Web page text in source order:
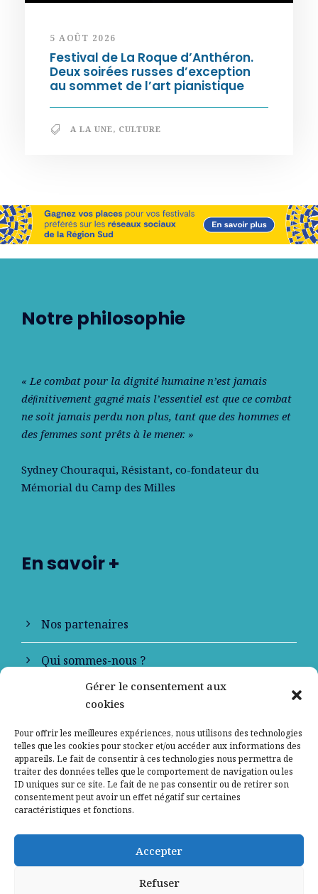
Gérer le consentement aux
cookies
Pour offrir les meilleures expériences, nous utilisons des technologies
telles que les cookies pour stocker et/ou accéder aux informations des
appareils. Le fait de consentir à ces technologies nous permettra de
traiter des données telles que le comportement de navigation ou les
ID uniques sur ce site. Le fait de ne pas consentir ou de retirer son
consentement peut avoir un effet négatif sur certaines
caractéristiques et fonctions.
Accepter
Refuser
5 AOÛT 2026
Festival de La Roque d’Anthéron.
Deux soirées russes d’exception
au sommet de l’art pianistique
A LA UNE, CULTURE
Notre philosophie
« Le combat pour la dignité humaine n’est jamais
déﬁnitivement gagné mais l’essentiel est que ce combat
ne soit jamais perdu non plus, tant que des hommes et
des femmes sont prêts à le mener. »
Sydney Chouraqui, Résistant, co-fondateur du
Mémorial du Camp des Milles
En savoir +
Nos partenaires
Qui sommes-nous ?
Contactez-nous
Mentions légales
Politique de confidentialité